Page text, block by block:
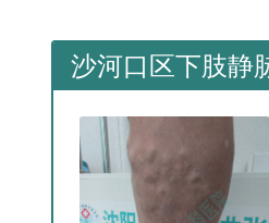
沙河口区下肢静